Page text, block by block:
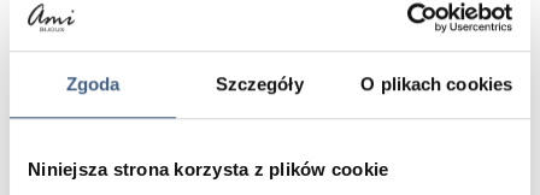
Zgoda Szczegóły O plikach cookies
Niniejsza strona korzysta z plików cookie
się, jak w niecodzienny sposób wyznać kobiecie
uczucie.
Biżuteria z sercem w roli głównej to gwarancja jakości
symbolem miłości, przyjaźni i oddania – przez wiele